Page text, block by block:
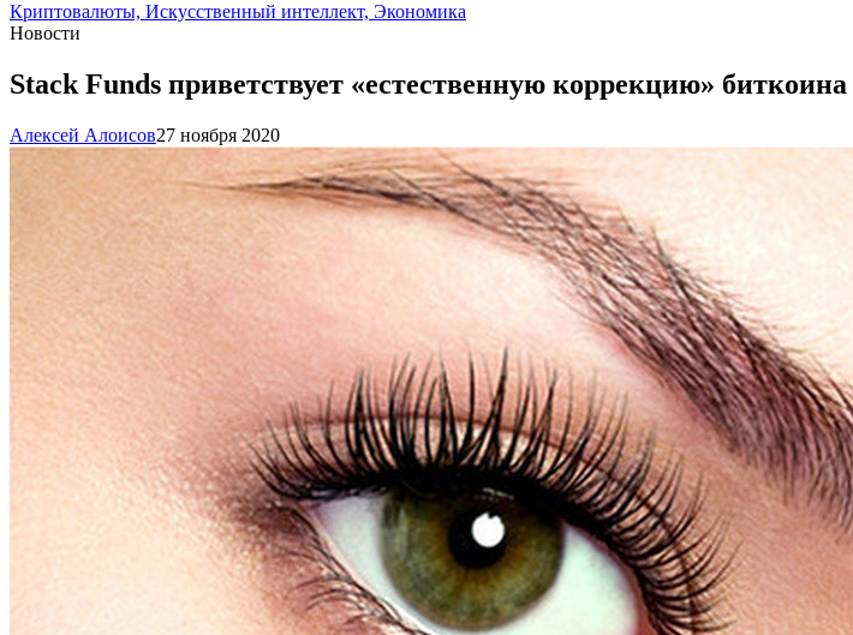
Криптовалюты, Искусственный интеллект, Экономика
Новости
Stack Funds приветствует «естественную коррекцию»
Алексей Алоисов27 ноября 2020